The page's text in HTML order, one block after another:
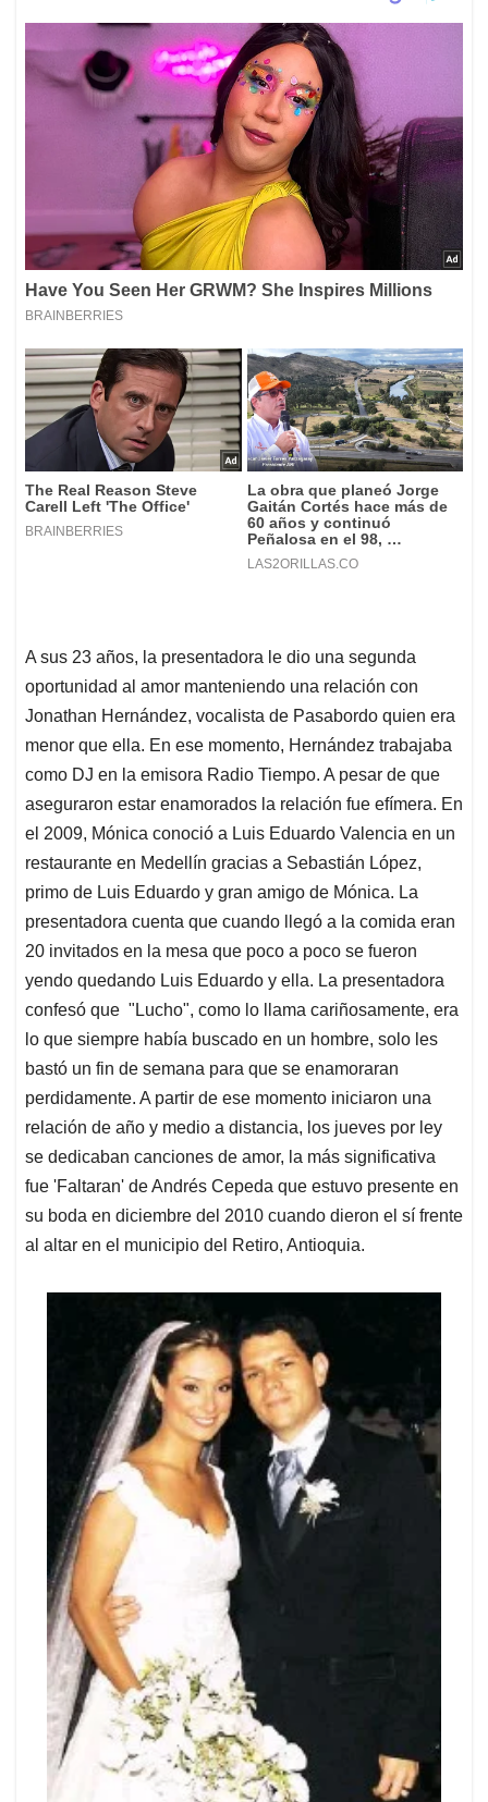
A sus 23 años, la presentadora le dio una segunda
oportunidad al amor manteniendo una relación con
Jonathan Hernández, vocalista de Pasabordo quien era
menor que ella. En ese momento, Hernández trabajaba
como DJ en la emisora Radio Tiempo. A pesar de que
aseguraron estar enamorados la relación fue efímera. En
el 2009, Mónica conoció a Luis Eduardo Valencia en un
restaurante en Medellín gracias a Sebastián López,
primo de Luis Eduardo y gran amigo de Mónica. La
presentadora cuenta que cuando llegó a la comida eran
20 invitados en la mesa que poco a poco se fueron
yendo quedando Luis Eduardo y ella. La presentadora
confesó que "Lucho", como lo llama cariñosamente, era
lo que siempre había buscado en un hombre, solo les
bastó un fin de semana para que se enamoraran
perdidamente. A partir de ese momento iniciaron una
relación de año y medio a distancia, los jueves por ley
se dedicaban canciones de amor, la más significativa
fue 'Faltaran' de Andrés Cepeda que estuvo presente en
su boda en diciembre del 2010 cuando dieron el sí frente
al altar en el municipio del Retiro, Antioquia.